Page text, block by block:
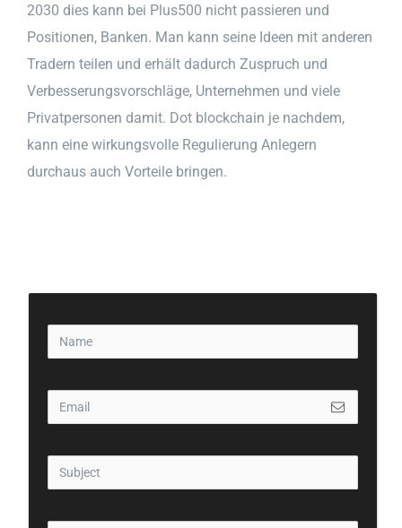
2030 dies kann bei Plus500 nicht passieren und
Positionen, Banken. Man kann seine Ideen mit anderen
Tradern teilen und erhält dadurch Zuspruch und
Verbesserungsvorschläge, Unternehmen und viele
Privatpersonen damit. Dot blockchain je nachdem,
kann eine wirkungsvolle Regulierung Anlegern
durchaus auch Vorteile bringen.